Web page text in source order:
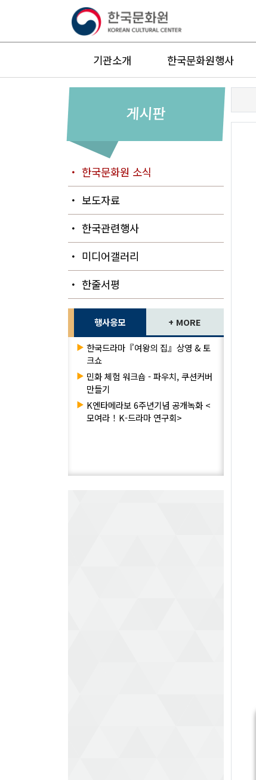
기관소개 한국문화원행사
게시판
・ 한국문화원 소식
・ 보도자료
・ 한국관련행사
・ 미디어갤러리
・ 한줄서평
행사응모 + MORE
▶ 한국드라마『여왕의 집』상영 & 토
크쇼
▶ 민화 체험 워크숍 - 파우치, 쿠션커버
만들기
▶ K엔타메라보 6주년기념 공개녹화 <
모여라！K-드라마 연구회>